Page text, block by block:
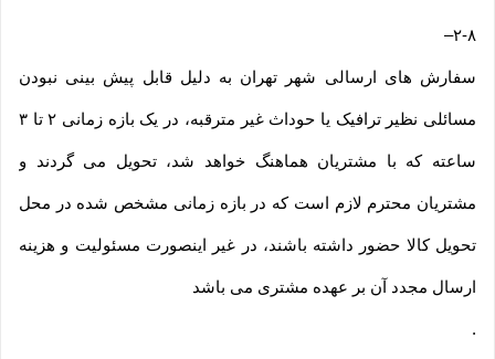
۲-۸–
سفارش های ارسالی شهر تهران به دلیل قابل پیش بینی نبودن
مسائلی نظیر ترافیک یا حوداث غیر مترقبه، در یک بازه زمانی ۲ تا ۳
ساعته که با مشتریان هماهنگ خواهد شد، تحویل می گردند و
مشتریان محترم لازم است که در بازه زمانی مشخص شده در محل
تحویل کالا حضور داشته باشند، در غیر اینصورت مسئولیت و هزینه
ارسال مجدد آن بر عهده مشتری می باشد
.